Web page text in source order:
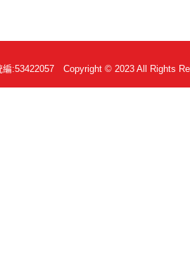
編:53422057 Copyright © 2023 All Rights